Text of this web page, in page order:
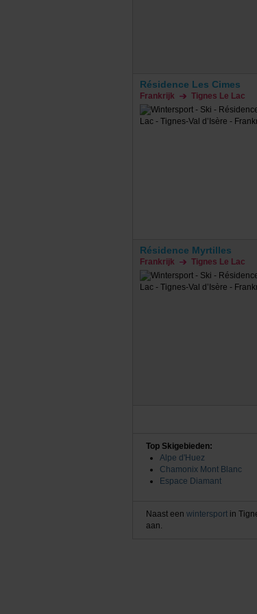
Résidence Les Cimes
Frankrijk Tignes Le Lac
Résidence Myrtilles
Frankrijk Tignes Le Lac
Top Skigebieden:
Alpe d'Huez
Chamonix Mont Blanc
Espace Diamant
Naast een wintersportin
aan.